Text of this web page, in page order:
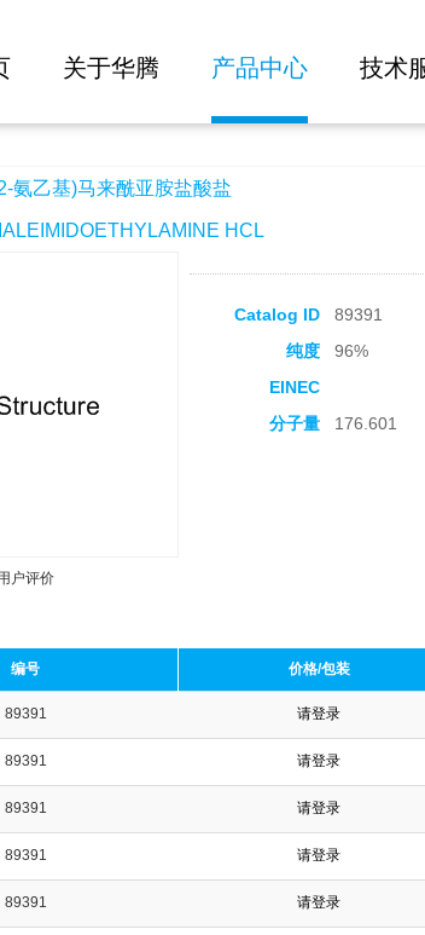
关于华腾 产品中心 技术
胺盐酸盐
氨乙基)马来酰亚胺盐酸盐
HCL
户评价
收藏产品
Catalog ID 89391
纯度
96%
EINEC
分子量 176.601
编号 价格/包装
89391 请登录
89391 请登录
89391 请登录
89391 请登录
89391 请登录